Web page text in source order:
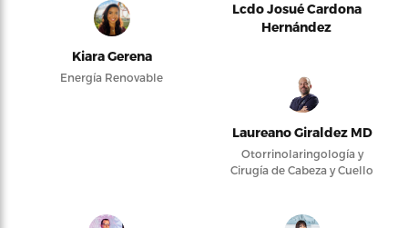
Kiara Gerena
Energía Renovable
Lcdo Josué Cardona
Hernández
Laureano Giraldez MD
Otorrinolaringología y
Cirugía de Cabeza y Cuello